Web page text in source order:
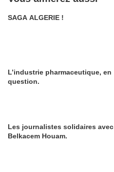
SAGA ALGERIE !
L’industrie pharmaceutique, en
question.
Les journalistes solidaires avec
Belkacem Houam.